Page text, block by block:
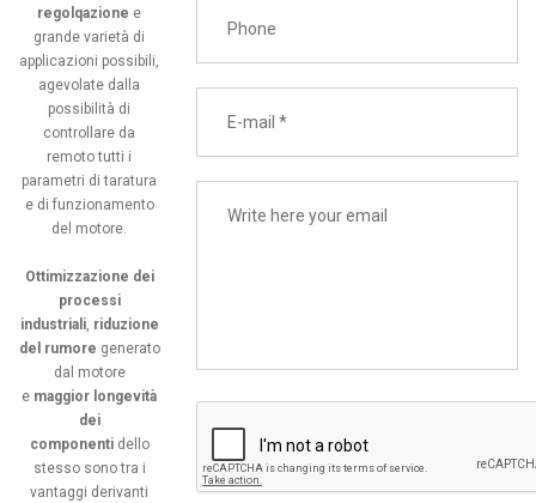
regolqazione e
grande varietà di
applicazioni possibili,
agevolate dalla
possibilità di
controllare da
remoto tutti i
parametri di taratura
e di funzionamento
del motore.
Ottimizzazione dei
processi
industriali, riduzione
del rumore generato
dal motore
e maggior longevità
dei
componentidello
stesso sono tra i
vantaggi derivanti